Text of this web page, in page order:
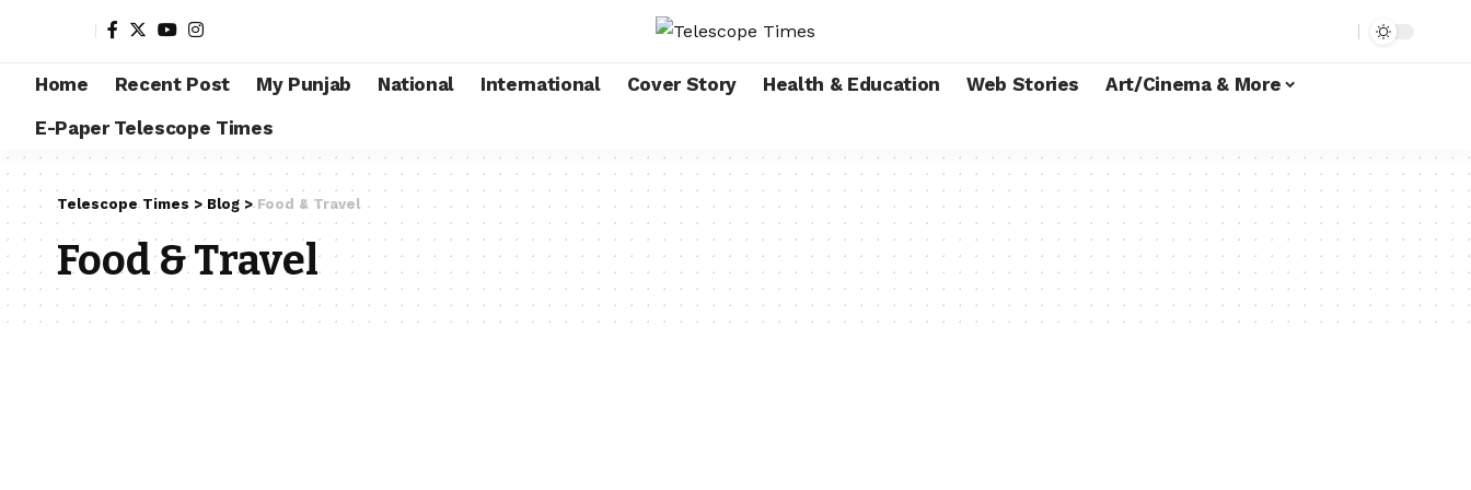
Home Recent Post My Punjab National International Cover Story Health & Education Web Stories
Art/Cinema & More
E-Paper Telescope Times
Telescope Times >Blog > Food & Travel
Food & Travel